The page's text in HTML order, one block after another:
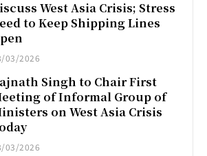
West Asia Crisis; Stress
to Keep Shipping Lines
03/2026
Singh to Chair First
of Informal Group of
on West Asia Crisis
03/2026